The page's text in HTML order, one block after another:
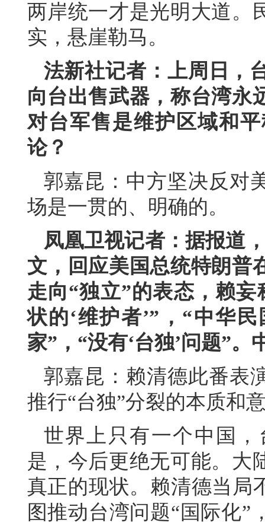
两岸统一才是光明大道。
实，悬崖勒马。
法新社记者：上周日，
向台出售武器，称台湾永
对台军售是维护区域和
论？
郭嘉昆：中方坚决反对
场是一贯的、明确的。
凤凰卫视记者：据报道
文，回应美国总统特朗普
走向“独立”的表态，赖
状的‘维护者’”，“中华
家”，“没有‘台独’问题”
郭嘉昆：赖清德此番表
推行“台独”分裂的本质和
世界上只有一个中国
是，今后更绝无可能。大
真正的现状。赖清德当局
图推动台湾问题“国际化”